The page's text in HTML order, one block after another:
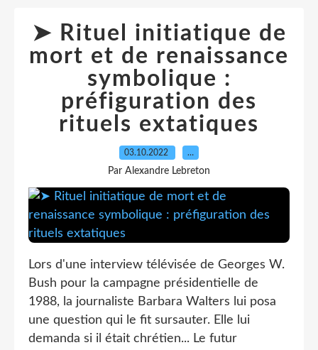
➤ Rituel initiatique de
mort et de renaissance
symbolique :
préfiguration des
rituels extatiques
03.10.2022 …
Par Alexandre Lebreton
Lors d'une interview télévisée de Georges W.
Bush pour la campagne présidentielle de
1988, la journaliste Barbara Walters lui posa
une question qui le fit sursauter. Elle lui
demanda si il était chrétien... Le futur